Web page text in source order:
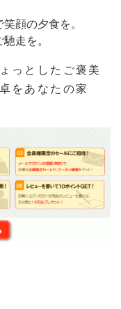
顔の夕食を。
走を。
っとしたご褒美
をあなたの家